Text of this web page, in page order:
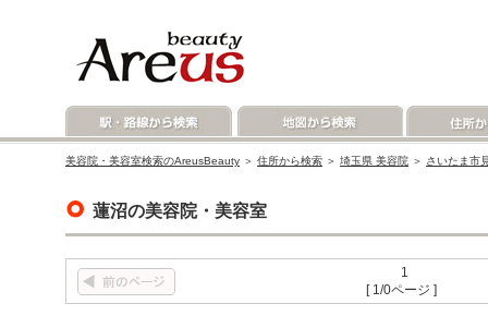
美容院・美容室検索のAreusBeauty ＞ 住所から検索 ＞ 埼玉県 美容院 ＞ さいたま市
蓮沼の美容院・美容室
1
[ 1/0ページ ]